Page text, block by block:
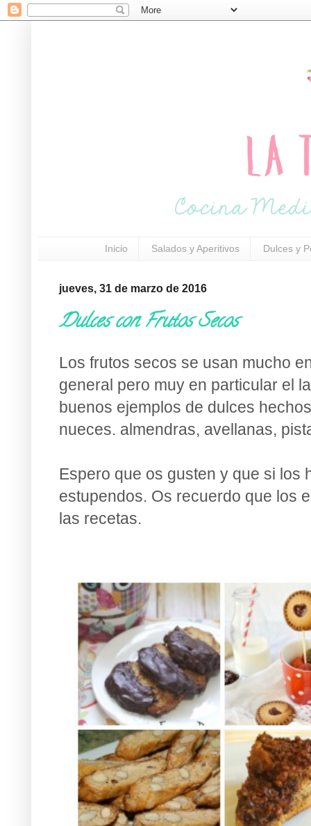
Inicio Salados y Aperitivos Dulces y
jueves, 31 de marzo de 2016
Dulces con Frutos Secos
Los frutos secos se usan mucho
general pero muy en particular el
buenos ejemplos de dulces
nueces. almendras, avellanas,
Espero que os gusten y que si los
estupendos. Os recuerdo que los
las recetas.